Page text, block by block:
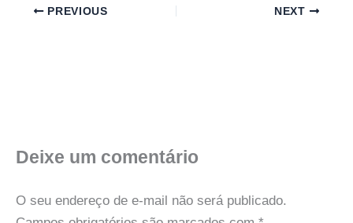
PREVIOUS NEXT
Deixe um comentário
O seu endereço de e-mail não será publicado.